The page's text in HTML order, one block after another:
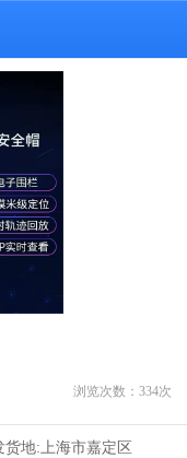
浏览次数： 334次
货地:上海市嘉定区